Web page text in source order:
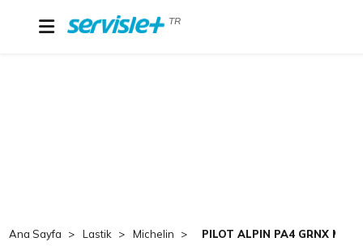
TR
Ana Sayfa Lastik Michelin PILOT ALPIN PA4 GRNX MI